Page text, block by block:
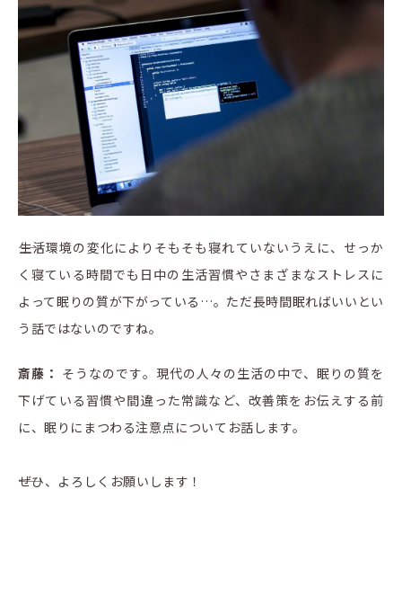
――生活環境の変化によりそもそも寝れていないうえに、せっか
く寝ている時間でも日中の生活習慣やさまざまなストレスに
よって眠りの質が下がっている…。ただ長時間眠ればいいとい
う話ではないのですね。
斎藤： そうなのです。現代の人々の生活の中で、眠りの質を
下げている習慣や間違った常識など、改善策をお伝えする前
に、眠りにまつわる注意点についてお話します。
――ぜひ、よろしくお願いします！